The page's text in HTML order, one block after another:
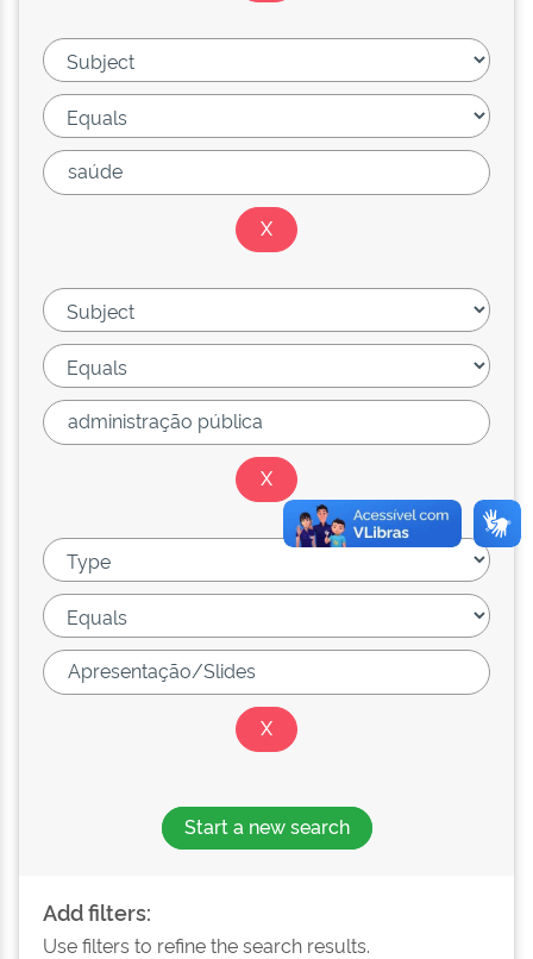
Start a new search
Add filters:
Use filters to refine the search results.